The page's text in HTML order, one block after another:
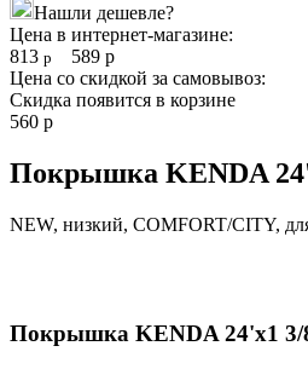
Нашли дешевле?
Цена в интернет-магазине:
813 р 589 р
Цена со скидкой за самовывоз:
Скидка появится в корзине
560 р
Покрышка KENDA
NEW, низкий, COMFORT/CITY,
Покрышка KENDA 24'х1 3/